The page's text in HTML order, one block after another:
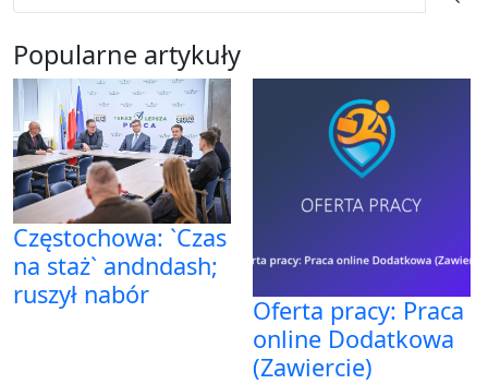
Popularne artykuły
Częstochowa: `Czas
na staż` andndash;
ruszył nabór
Oferta pracy: Praca
online Dodatkowa
(Zawiercie)